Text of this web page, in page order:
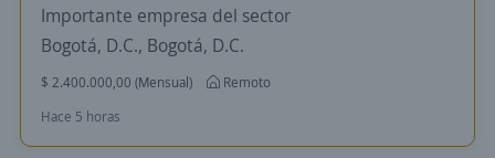
Importante empresa del sector
Bogotá, D.C., Bogotá, D.C.
$ 2.400.000,00 (Mensual)
Remoto
Hace 5 horas